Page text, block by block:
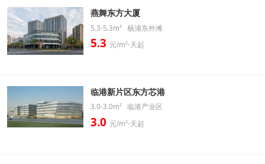
燕舞东方大厦
5.3-5.3m² 杨浦东外滩
5.3 元/m²⋅天起
临港新片区东方芯港
3.0-3.0m² 临港产业区
3.0 元/m²⋅天起